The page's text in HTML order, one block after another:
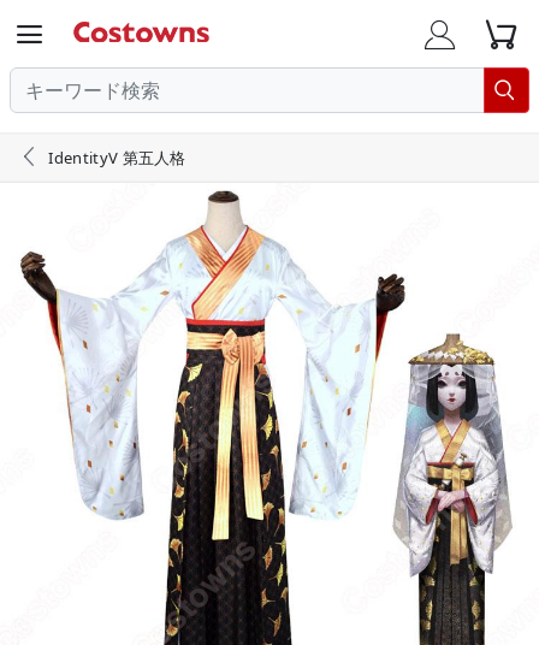
  

 IdentityV 第五人格